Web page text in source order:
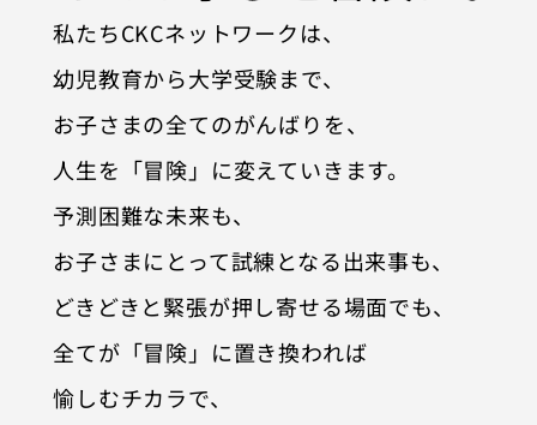
私たちCKCネットワークは、
幼児教育から大学受験まで、
お子さまの全てのがんばりを、
人生を「冒険」に変えていきます。
予測困難な未来も、
お子さまにとって試練となる出来事も、
どきどきと緊張が押し寄せる場面でも、
全てが「冒険」に置き換われば
愉しむチカラで、